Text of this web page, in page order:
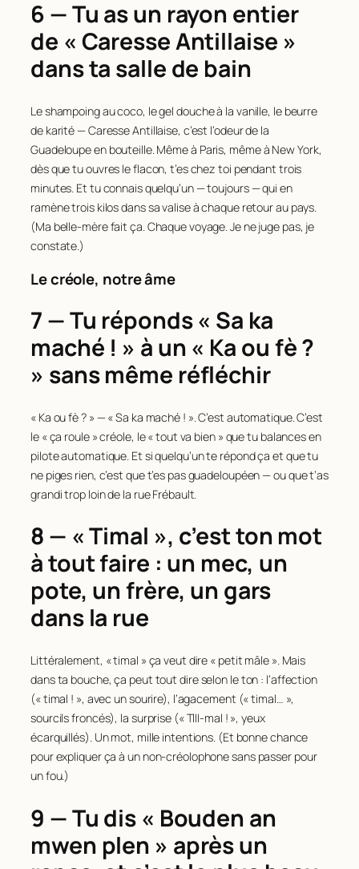
6 — Tu as un rayon entier
de « Caresse Antillaise »
dans ta salle de bain
Le shampoing au coco, le gel douche à la vanille, le beurre
de karité — Caresse Antillaise, c’est l’odeur de la
Guadeloupe en bouteille. Même à Paris, même à New York,
dès que tu ouvres le flacon, t’es chez toi pendant trois
minutes. Et tu connais quelqu’un — toujours — qui en
ramène trois kilos dans sa valise à chaque retour au pays.
(Ma belle-mère fait ça. Chaque voyage. Je ne juge pas, je
constate.)
Le créole, notre âme
7 — Tu réponds « Sa ka
maché ! » à un « Ka ou fè ?
» sans même réfléchir
« Ka ou fè ? » — « Sa ka maché ! ». C’est automatique. C’est
le « ça roule » créole, le « tout va bien » que tu balances en
pilote automatique. Et si quelqu’un te répond ça et que tu
ne piges rien, c’est que t’es pas guadeloupéen — ou que t’as
grandi trop loin de la rue Frébault.
8 — « Timal », c’est ton mot
à tout faire : un mec, un
pote, un frère, un gars
dans la rue
Littéralement, « timal » ça veut dire « petit mâle ». Mais
dans ta bouche, ça peut tout dire selon le ton : l’affection
(« timal ! », avec un sourire), l’agacement (« timal… »,
sourcils froncés), la surprise (« TIII-mal ! », yeux
écarquillés). Un mot, mille intentions. (Et bonne chance
pour expliquer ça à un non-créolophone sans passer pour
un fou.)
9 — Tu dis « Bouden an
mwen plen » après un